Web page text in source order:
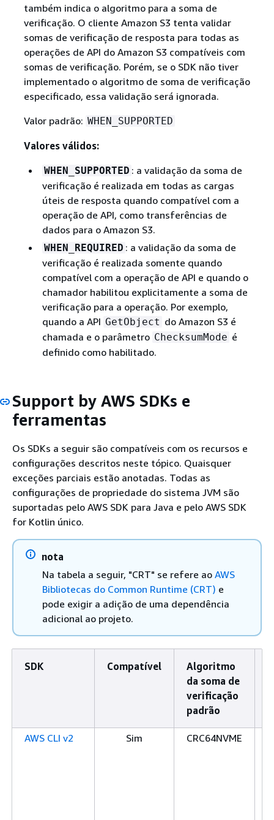
também indica o algoritmo para a soma de
verificação. O cliente Amazon S3 tenta validar
somas de verificação de resposta para todas as
operações de API do Amazon S3 compatíveis com
somas de verificação. Porém, se o SDK não tiver
implementado o algoritmo de soma de verificação
especificado, essa validação será ignorada.
Valor padrão: WHEN_SUPPORTED
Valores válidos:
WHEN_SUPPORTED : a validação da soma de
verificação é realizada em todas as cargas
úteis de resposta quando compatível com a
operação de API, como transferências de
dados para o Amazon S3.
WHEN_REQUIRED : a validação da soma de
verificação é realizada somente quando
compatível com a operação de API e quando o
chamador habilitou explicitamente a soma de
verificação para a operação. Por exemplo,
quando a API GetObject do Amazon S3 é
chamada e o parâmetro ChecksumMode é
definido como habilitado.
Support by AWS SDKs e
ferramentas
Os SDKs a seguir são compatíveis com os recursos e
configurações descritos neste tópico. Quaisquer
exceções parciais estão anotadas. Todas as
configurações de propriedade do sistema JVM são
suportadas pelo AWS SDK para Java e pelo AWS SDK
for Kotlin único.
nota
Na tabela a seguir, "CRT" se refere ao AWS
Bibliotecas do Common Runtime (CRT) e
pode exigir a adição de uma dependência
adicional ao projeto.
SDK Compatível
Algoritmo
da soma de
verificação
padrão
AWS CLI v2 Sim CRC64NVME